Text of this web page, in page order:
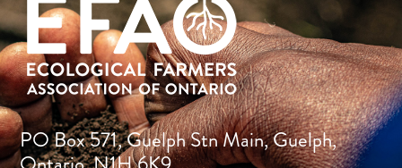
PO Box 571, Guelph Stn Main, Guelph,